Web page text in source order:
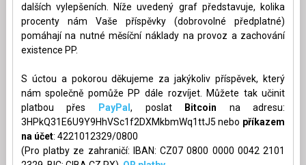
dalších vylepšeních. Níže uvedený graf představuje, kolika
procenty nám Vaše příspěvky (dobrovolné předplatné)
pomáhají na nutné měsíční náklady na provoz a zachování
existence PP.
S úctou a pokorou děkujeme za jakýkoliv příspěvek, který
nám společně pomůže PP dále rozvíjet. Můžete tak učinit
platbou přes
PayPal , poslat Bitcoin na adresu:
3HPkQ31E6U9Y9HhVSc1f2DXMkbmWq1ttJ5 nebo příkazem
na účet: 4221012329/0800
(Pro platby ze zahraničí: IBAN: CZ07 0800 0000 0042 2101